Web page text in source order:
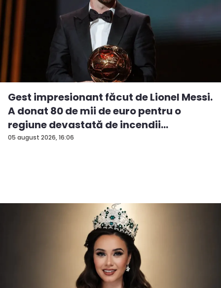
05 august 2026, 16:06
Gest impresionant făcut de Lionel Messi.
A donat 80 de mii de euro pentru o
regiune devastată de incendii